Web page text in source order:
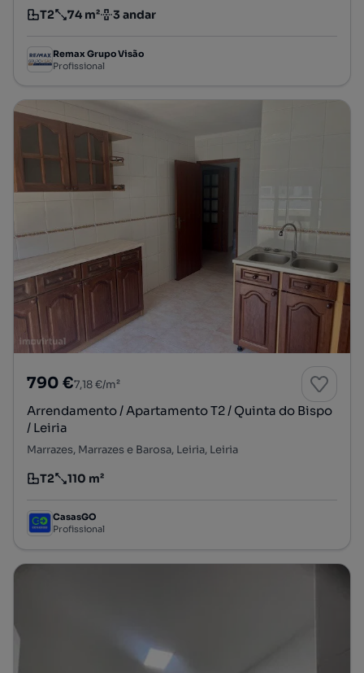
Tipologia
T2
Preço por metro quadrado
74 m²
Andar 3 andar
Remax Grupo Visão
Profissional
790 €7,18 €/m²
Arrendamento / Apartamento T2 / Quinta do Bispo
/ Leiria
Marrazes, Marrazes e Barosa, Leiria, Leiria
Tipologia
T2
Preço por metro quadrado
110 m²
CasasGO
Profissional